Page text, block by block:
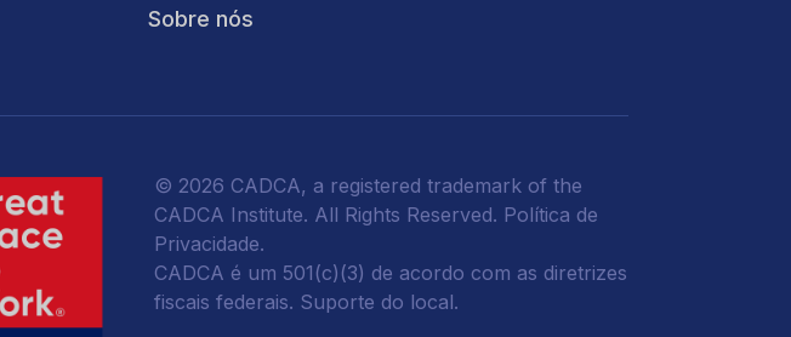
Sobre nós
© 2026 CADCA, a registered trademark of the
CADCA Institute. All Rights Reserved. Política de
Privacidade.
CADCA é um 501(c)(3) de acordo com as diretrizes
fiscais federais. Suporte do local.